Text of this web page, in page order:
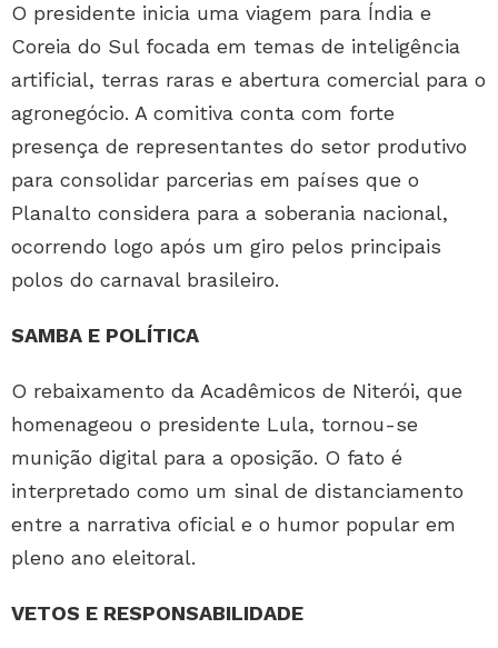
O presidente inicia uma viagem para Índia e
Coreia do Sul focada em temas de inteligência
artificial, terras raras e abertura comercial para o
agronegócio. A comitiva conta com forte
presença de representantes do setor produtivo
para consolidar parcerias em países que o
Planalto considera para a soberania nacional,
ocorrendo logo após um giro pelos principais
polos do carnaval brasileiro.
SAMBA E POLÍTICA
O rebaixamento da Acadêmicos de Niterói, que
homenageou o presidente Lula, tornou-se
munição digital para a oposição. O fato é
interpretado como um sinal de distanciamento
entre a narrativa oficial e o humor popular em
pleno ano eleitoral.
VETOS E RESPONSABILIDADE